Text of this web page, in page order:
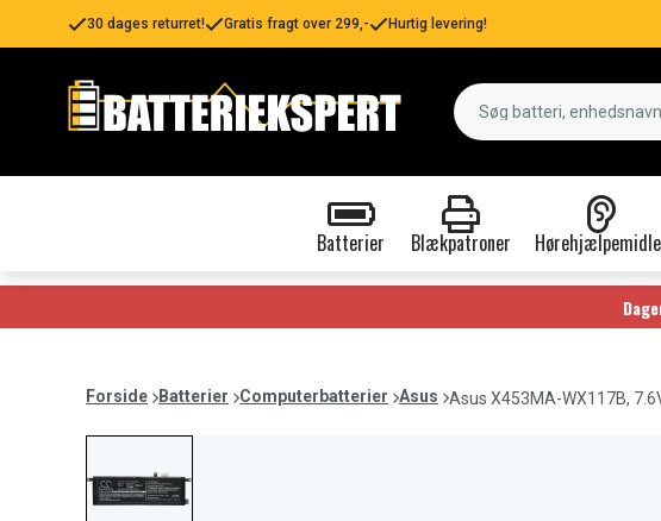
30 dages returret! Gratis fragt over 299,- Hurtig levering!
Batterier Blækpatroner
Forside Batterier Computerbatterier Asus Asus X453MA-WX117B,